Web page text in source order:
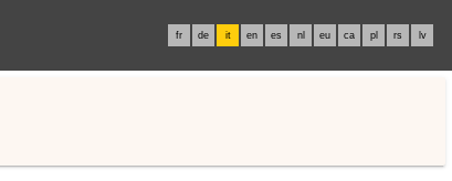
fr de it en es nl eu ca pl rs lv